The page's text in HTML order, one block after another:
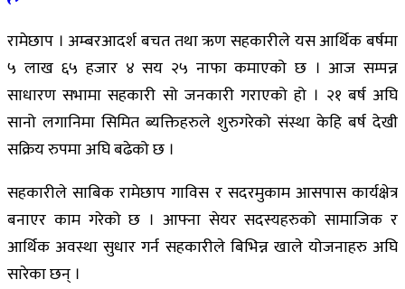
रामेछाप । अम्बरआदर्श बचत तथा ऋण सहकारीले यस आर्थिक बर्षमा
५ लाख ६५ हजार ४ सय २५ नाफा कमाएको छ । आज सम्पन्न
साधारण सभामा सहकारी सो जनकारी गराएको हो । २१ बर्ष अघि
सानो लगानिमा सिमित ब्यक्तिहरुले शुरुगरेको संस्था केहि बर्ष देखी
सक्रिय रुपमा अघि बढेको छ ।
सहकारीले साबिक रामेछाप गाविस र सदरमुकाम आसपास कार्यक्षेत्र
बनाएर काम गरेको छ । आफ्ना सेयर सदस्यहरुको सामाजिक र
आर्थिक अवस्था सुधार गर्न सहकारीले बिभिन्न खाले योजनाहरु अघि
सारेका छन् ।